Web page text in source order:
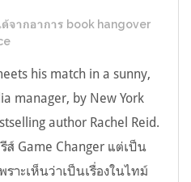
จากอาการ book hangover
his match in a sunny,
manager, by New York
author Rachel Reid.
ส์ Game Changer แต่เป็น
ราะเห็นว่าเป็นเรื่องในไทม์